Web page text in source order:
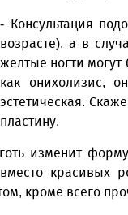
- Консультация
возрасте), а в
желтые ногти могут
как онихолизис,
эстетическая.
пластину.
изменит
красивых
кроме всего